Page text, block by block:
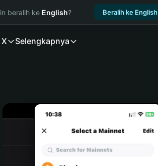
beralih ke English? Beralih ke English
Selengkapnya